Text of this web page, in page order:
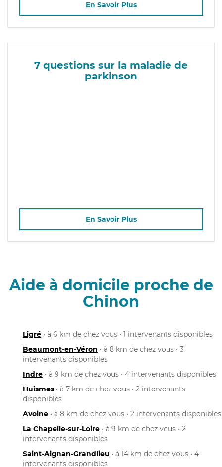
En Savoir Plus
7 questions sur la maladie de
parkinson
En Savoir Plus
Aide à domicile proche de
Chinon
Ligré • à 6 km de chez vous • 1 intervenants disponibles
Beaumont-en-Véron • à 8 km de chez vous • 3
intervenants disponibles
Indre • à 9 km de chez vous • 4 intervenants disponibles
Huismes • à 7 km de chez vous • 2 intervenants
disponibles
Avoine • à 8 km de chez vous • 2 intervenants disponibles
La Chapelle-sur-Loire • à 9 km de chez vous • 2
intervenants disponibles
Saint-Aignan-Grandlieu • à 14 km de chez vous • 4
intervenants disponibles